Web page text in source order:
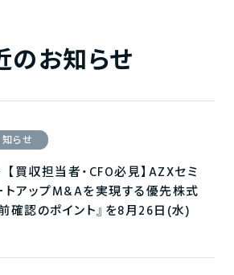
のお知らせ
らせ
【買収担当者・CFO必見】AZXセミ
トアップM&Aを実現する優先株式
確認のポイント』を8月26日(水)